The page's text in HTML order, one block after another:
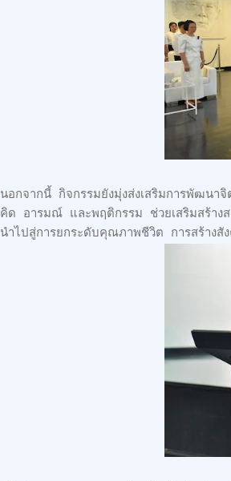
นอกจากนี้ กิจกรรมยังมุ่งส่งเสริมการพัฒนา
คิด อารมณ์ และพฤติกรรม ช่วยเสริมสร้าง
นำไปสู่การยกระดับคุณภาพชีวิต การสร้าง